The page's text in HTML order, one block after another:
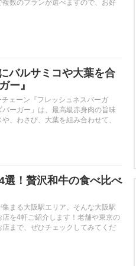
数のプランが選べますので、お好
バルサミコや大葉を合
ー』
ェーン『フレッシュネスバーガ
ーガー」は、最高級赤身肉の旨味
、わさび、大葉を組み合わせて、
選！贅沢和牛の食べ比べ
まる大阪駅エリア。そんな大阪駅
を4軒ご紹介します！老舗や東京の
まで、ぜひチェックしてみてくだ